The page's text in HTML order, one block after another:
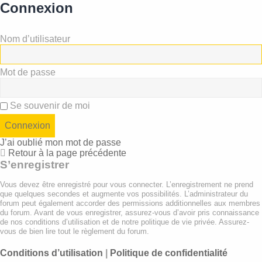
Connexion
Nom d’utilisateur
Mot de passe
Se souvenir de moi
J’ai oublié mon mot de passe
Retour à la page précédente
S’enregistrer
Vous devez être enregistré pour vous connecter. L’enregistrement ne prend
que quelques secondes et augmente vos possibilités. L’administrateur du
forum peut également accorder des permissions additionnelles aux membres
du forum. Avant de vous enregistrer, assurez-vous d’avoir pris connaissance
de nos conditions d’utilisation et de notre politique de vie privée. Assurez-
vous de bien lire tout le règlement du forum.
Conditions d’utilisation Politique de confidentialité